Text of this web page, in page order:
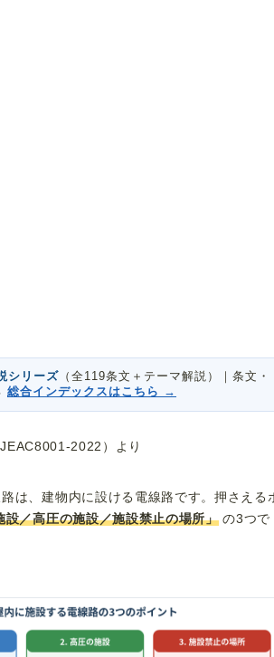
シリーズ（全119条文＋テーマ解説）｜条文・
総合インデックスはこちら →
JEAC8001-2022）より
は、建物内に設ける電線路です。押さえる
設／高圧の施設／施設禁止の場所」の3つで